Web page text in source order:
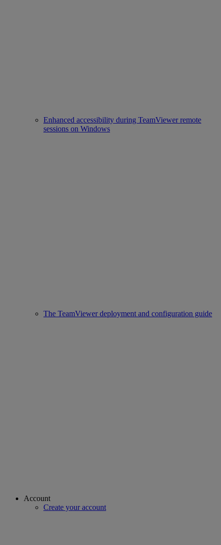
Enhanced accessibility during TeamViewer remote
sessions on Windows
The TeamViewer deployment and configuration guide
Account
Create your account